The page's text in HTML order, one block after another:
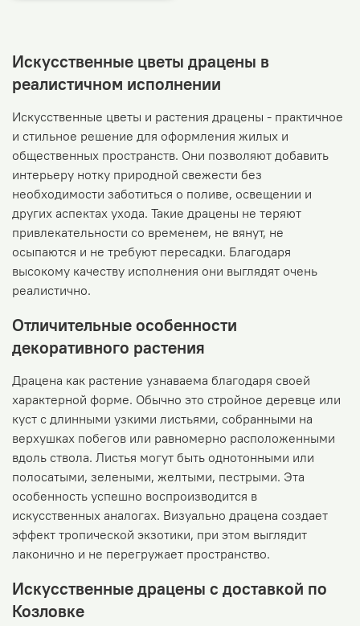
Искусственные цветы драцены в
реалистичном исполнении
Искусственные цветы и растения драцены - практичное
и стильное решение для оформления жилых и
общественных пространств. Они позволяют добавить
интерьеру нотку природной свежести без
необходимости заботиться о поливе, освещении и
других аспектах ухода. Такие драцены не теряют
привлекательности со временем, не вянут, не
осыпаются и не требуют пересадки. Благодаря
высокому качеству исполнения они выглядят очень
реалистично.
Отличительные особенности
декоративного растения
Драцена как растение узнаваема благодаря своей
характерной форме. Обычно это стройное деревце или
куст с длинными узкими листьями, собранными на
верхушках побегов или равномерно расположенными
вдоль ствола. Листья могут быть однотонными или
полосатыми, зелеными, желтыми, пестрыми. Эта
особенность успешно воспроизводится в
искусственных аналогах. Визуально драцена создает
эффект тропической экзотики, при этом выглядит
лаконично и не перегружает пространство.
Искусственные драцены с доставкой по
Козловке